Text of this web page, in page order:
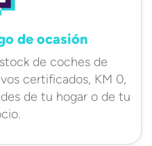
de ocasión
de coches de
certificados, KM 0,
de tu hogar o de tu